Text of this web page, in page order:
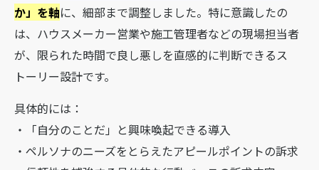
か」を軸に、細部まで調整しました。特に意識したの
は、ハウスメーカー営業や施工管理者などの現場担当者
が、限られた時間で良し悪しを直感的に判断できるス
トーリー設計です。
具体的には：
・「自分のことだ」と興味喚起できる導入
・ペルソナのニーズをとらえたアピールポイントの訴求